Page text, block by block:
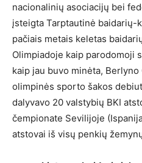
nacionalinių asociacijų bei
įsteigta Tarptautinė baidarių-
pačiais metais keletas
Olimpiadoje kaip parodomoji
kaip jau buvo minėta,
olimpinės sporto šakos
dalyvavo 20 valstybių BKI
čempionate Sevilijoje
atstovai iš visų penkių